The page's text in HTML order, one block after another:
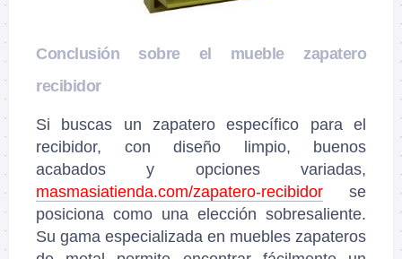
Conclusión sobre el mueble zapatero
recibidor
Si buscas un zapatero específico para el
recibidor, con diseño limpio, buenos
acabados y opciones variadas,
masmasiatienda.com/zapatero-recibidor se
posiciona como una elección sobresaliente.
Su gama especializada en muebles zapateros